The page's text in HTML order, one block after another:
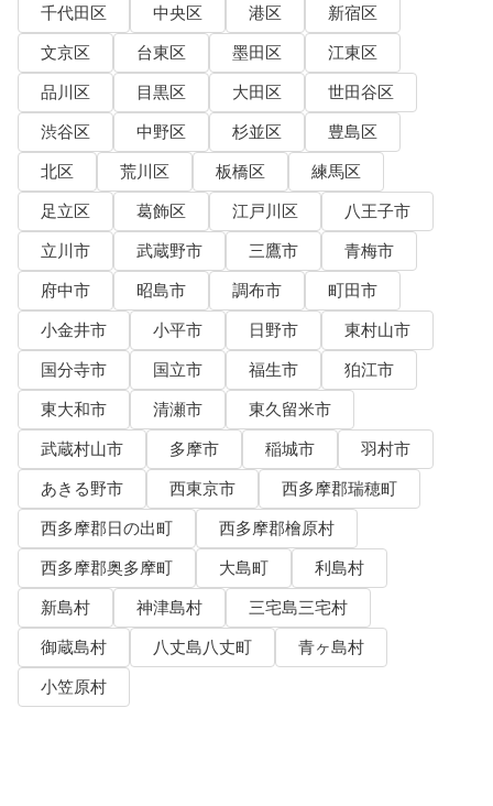
千代田区 中央区 港区
新宿区
文京区
台東区 墨田区
江東区
品川区
目黒区 大田区
世田谷区
渋谷区
中野区 杉並区
豊島区
北区
荒川区 板橋区
練馬区
足立区
葛飾区 江戸川区
八王子市
立川市
武蔵野市 三鷹市
青梅市
府中市
昭島市 調布市
町田市
小金井市
小平市 日野市
東村山市
国分寺市
国立市 福生市
狛江市
東大和市
清瀬市
東久留米市
武蔵村山市
多摩市 稲城市
羽村市
あきる野市
西東京市
西多摩郡瑞穂町
西多摩郡日の出町
西多摩郡檜原村
西多摩郡奥多摩町
大島町
利島村
新島村
神津島村
三宅島三宅村
御蔵島村
八丈島八丈町
青ヶ島村
小笠原村